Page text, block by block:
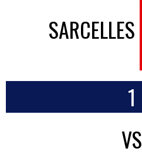
SARCELLES
1
VS